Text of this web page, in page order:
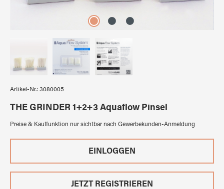
Artikel-Nr.: 3080005
THE GRINDER 1+2+3 Aquaflow Pinsel
Preise & Kauffunktion nur sichtbar nach Gewerbekunden-Anmeldung
EINLOGGEN
JETZT REGISTRIEREN